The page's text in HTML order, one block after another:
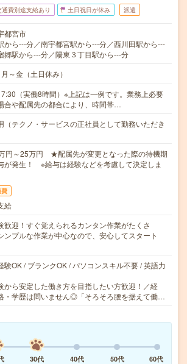
通費別途支給あり 土日祝日が休み 派遣
都宮市
から---分／南宇都宮駅から---分／西川田駅から---
郷駅から---分／陽東３丁目駅から---分
～金（土日休み）
（実働8時間）※上記は一例です。業務上必要
合や配属先の都合により、時間帯…
（テクノ・サービスの正社員として勤務いただき
円～25万円 ★配属先が変更となった際の待機期
が発生！ ※給与は経験などを考慮して決定しま
給
歓迎！すぐ覚えられるカンタン作業がたくさ
ンプルな作業が中心なので、安心してスタート
験OK / ブランクOK / パソコンスキル不要 / 英語力
から安定した働き方を目指したい方歓迎！／経
・学歴は問いません◎「そろそろ腰を据えて働…
30代 40代 50代 60代